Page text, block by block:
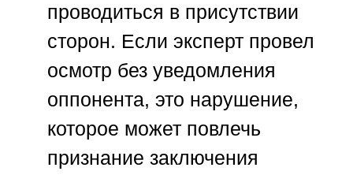
проводиться в присутствии
сторон. Если эксперт провел
осмотр без уведомления
оппонента, это нарушение,
которое может повлечь
признание заключения